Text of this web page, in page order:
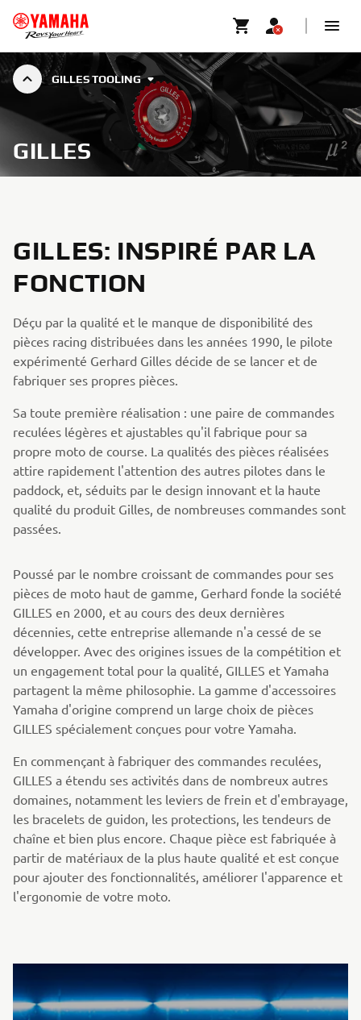
GILLES TOOLING
GILLES
GILLES: INSPIRÉ PAR LA
FONCTION
Déçu par la qualité et le manque de disponibilité des
pièces racing distribuées dans les années 1990, le pilote
expérimenté Gerhard Gilles décide de se lancer et de
fabriquer ses propres pièces.
Sa toute première réalisation : une paire de commandes
reculées légères et ajustables qu'il fabrique pour sa
propre moto de course. La qualités des pièces réalisées
attire rapidement l'attention des autres pilotes dans le
paddock, et, séduits par le design innovant et la haute
qualité du produit Gilles, de nombreuses commandes sont
passées.
Poussé par le nombre croissant de commandes pour ses
pièces de moto haut de gamme, Gerhard fonde la société
GILLES en 2000, et au cours des deux dernières
décennies, cette entreprise allemande n'a cessé de se
développer. Avec des origines issues de la compétition et
un engagement total pour la qualité, GILLES et Yamaha
partagent la même philosophie. La gamme d'accessoires
Yamaha d'origine comprend un large choix de pièces
GILLES spécialement conçues pour votre Yamaha.
En commençant à fabriquer des commandes reculées,
GILLES a étendu ses activités dans de nombreux autres
domaines, notamment les leviers de frein et d'embrayage,
les bracelets de guidon, les protections, les tendeurs de
chaîne et bien plus encore. Chaque pièce est fabriquée à
partir de matériaux de la plus haute qualité et est conçue
pour ajouter des fonctionnalités, améliorer l'apparence et
l'ergonomie de votre moto.